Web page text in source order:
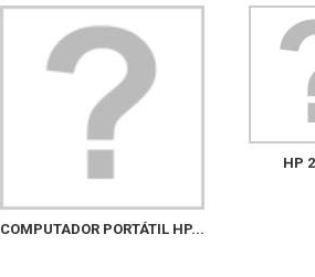
COMPUTADOR PORTÁTIL HP...
HP